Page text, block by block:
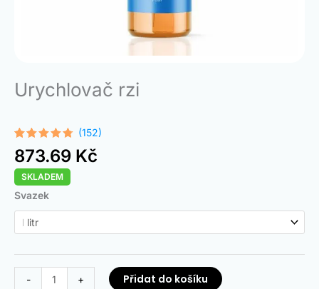
Urychlovač rzi
Hodnoceno
4.68z 5
na základě
152
hodnocení
zákazníků
(152)
873.69 Kč
SKLADEM
Svazek
-
Rust
Accelerator
množství
+ Přidat do košíku